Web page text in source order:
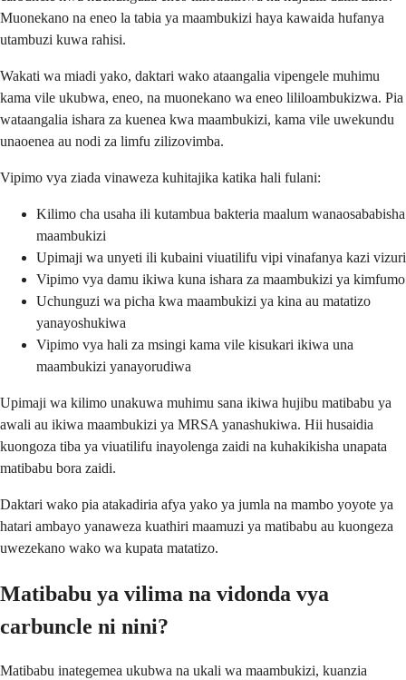
Muonekano na eneo la tabia ya maambukizi haya kawaida hufanya
utambuzi kuwa rahisi.
Wakati wa miadi yako, daktari wako ataangalia vipengele muhimu
kama vile ukubwa, eneo, na muonekano wa eneo lililoambukizwa. Pia
wataangalia ishara za kuenea kwa maambukizi, kama vile uwekundu
unaoenea au nodi za limfu zilizovimba.
Vipimo vya ziada vinaweza kuhitajika katika hali fulani:
Kilimo cha usaha ili kutambua bakteria maalum wanaosababisha
maambukizi
Upimaji wa unyeti ili kubaini viuatilifu vipi vinafanya kazi vizuri
Vipimo vya damu ikiwa kuna ishara za maambukizi ya kimfumo
Uchunguzi wa picha kwa maambukizi ya kina au matatizo
yanayoshukiwa
Vipimo vya hali za msingi kama vile kisukari ikiwa una
maambukizi yanayorudiwa
Upimaji wa kilimo unakuwa muhimu sana ikiwa hujibu matibabu ya
awali au ikiwa maambukizi ya MRSA yanashukiwa. Hii husaidia
kuongoza tiba ya viuatilifu inayolenga zaidi na kuhakikisha unapata
matibabu bora zaidi.
Daktari wako pia atakadiria afya yako ya jumla na mambo yoyote ya
hatari ambayo yanaweza kuathiri maamuzi ya matibabu au kuongeza
uwezekano wako wa kupata matatizo.
Matibabu ya vilima na vidonda vya
carbuncle ni nini?
Matibabu inategemea ukubwa na ukali wa maambukizi, kuanzia